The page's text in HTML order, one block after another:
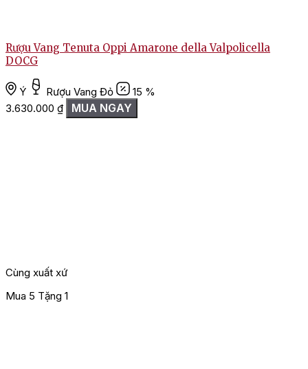
Rượu Vang Tenuta Oppi Amarone della Valpolicella
DOCG
Ý Rượu Vang Đỏ
15 %
3.630.000 ₫ MUA NGAY
Cùng xuất xứ
Mua 5 Tặng 1